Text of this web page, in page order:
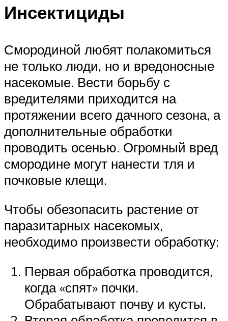
Инсектициды
Смородиной любят полакомиться
не только люди, но и вредоносные
насекомые. Вести борьбу с
вредителями приходится на
протяжении всего дачного сезона, а
дополнительные обработки
проводить осенью. Огромный вред
смородине могут нанести тля и
почковые клещи.
Чтобы обезопасить растение от
паразитарных насекомых,
необходимо произвести обработку:
Первая обработка проводится,
когда «спят» почки.
Обрабатывают почву и кусты.